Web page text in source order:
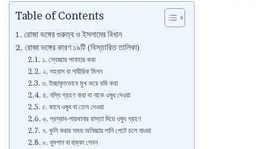
Table of Contents
রোজা ভঙ্গের গুরুত্ব ও ইসলামের বিধান
রোজা ভঙ্গের কারণ ১৯টি (বিস্তারিত তালিকা)
১. স্বেচ্ছায় পানাহার করা
২. সহবাস বা শারীরিক মিলন
৩. ইচ্ছাকৃতভাবে মুখ ভরে বমি করা
৪. নস্যি গ্রহণ করা বা নাকে ওষুধ দেওয়া
৫. কানে ওষুধ বা তেল দেওয়া
৬. প্রস্রাব-পায়খানার রাস্তা দিয়ে ওষুধ গ্রহণ
৭. কুলি করার সময় অনিচ্ছায় পানি পেটে চলে যাওয়া
৮. ধূমপান বা হুক্কা সেবন